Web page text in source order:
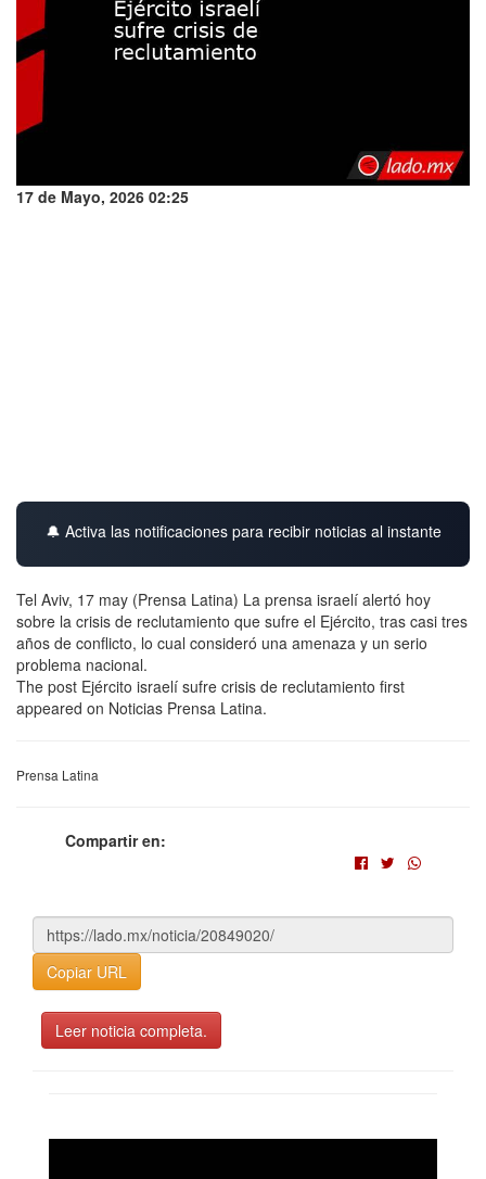
17 de Mayo, 2026 02:25
🔔 Activa las notificaciones para recibir noticias al instante
Tel Aviv, 17 may (Prensa Latina) La prensa israelí alertó hoy
sobre la crisis de reclutamiento que sufre el Ejército, tras casi tres
años de conflicto, lo cual consideró una amenaza y un serio
problema nacional.
The post Ejército israelí sufre crisis de reclutamiento first
appeared on Noticias Prensa Latina.
Prensa Latina
Compartir en:
Copiar URL
Leer noticia completa.